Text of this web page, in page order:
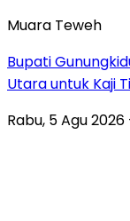
Muara Teweh
Bupati
Utara untuk Kaji
Rabu, 5 Agu 2026